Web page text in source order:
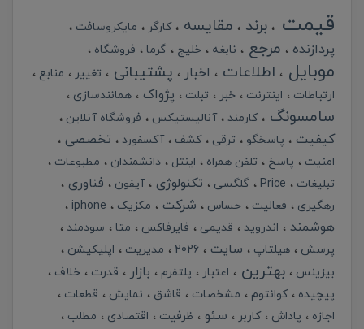
قیمت برند مقایسه کارگر مایکروسافت
پردازنده مرجع نابغه خلیج گرما فروشگاه
موبایل اطلاعات اخبار پشتیبانی تغییر
منابع
ارتباطات
اینترنت خبر تبلت پژواک همانندسازی
سامسونگ کارمند آنالیستیکس فروشگاه آنلاین
کیفیت پاسخگو ترقی کشف آکسفورد تخصصی
امنیت پاسخ تلفن همراه اینتل دانشمندان
مطبوعات
تبلیغات
Price گلگسی تکنولوژی آیفون فناوری
رهگیری فعالیت حساس شرکت مکزیک iphone
هوشمند اندروید قدیمی فایرفاکس متا
سودمند
پرسش
هیلتاپ سایت 2026 مدیریت
اپلیکیشن
بیزینس
بهترین اعتبار پلتفرم بازار قدرت
خلاف
پیچیده
کوانتوم مشخصات قاشق نمایش
قطعات
اجازه
پاداش کاربر سئو ظرفیت اقتصادی
مطلب